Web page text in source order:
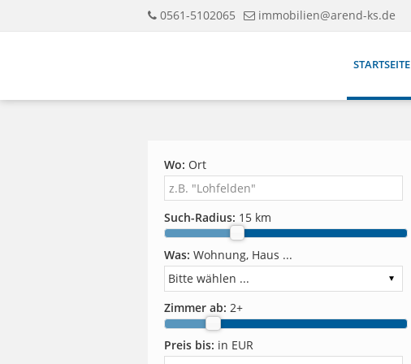
0561-5102065 immobilien@arend-ks.de
STARTSEITE
Wo: Ort
Such-Radius: 15 km
Was: Wohnung, Haus ...
Zimmer ab: 2+
Preis bis: in EUR